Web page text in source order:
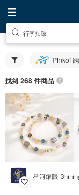
行李扣環
Pinkoi
找到 268 件商品
星河耀眼